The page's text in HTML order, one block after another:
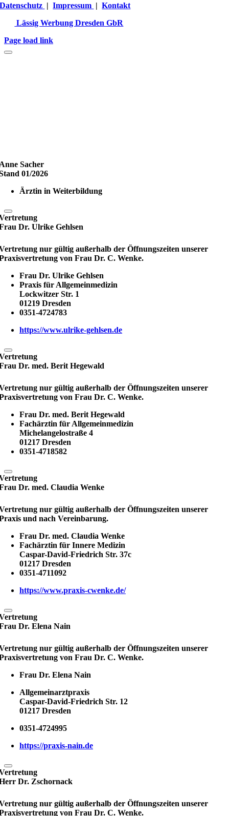
Datenschutz |Impressum |Kontakt
Lässig Werbung Dresden GbR
Page load link
Sacher
01/2026
Ärztin in Weiterbildung
Dr. Ulrike Gehlsen
nur gültig außerhalb der Öffnungszeiten unserer
von Frau Dr. C. Wenke.
Frau Dr. Ulrike Gehlsen
Praxis für Allgemeinmedizin
Lockwitzer Str. 1
01219 Dresden
0351-4724783
https://www.ulrike-gehlsen.de
Dr. med. Berit Hegewald
nur gültig außerhalb der Öffnungszeiten unserer
von Frau Dr. C. Wenke.
Frau Dr. med. Berit Hegewald
Fachärztin für Allgemeinmedizin
Michelangelostraße 4
01217 Dresden
0351-4718582
Dr. med. Claudia Wenke
nur gültig außerhalb der Öffnungszeiten unserer
und nach Vereinbarung.
Frau Dr. med. Claudia Wenke
Fachärztin für Innere Medizin
Caspar-David-Friedrich Str. 37c
01217 Dresden
0351-4711092
https://www.praxis-cwenke.de/
Dr. Elena Nain
nur gültig außerhalb der Öffnungszeiten unserer
von Frau Dr. C. Wenke.
Frau Dr. Elena Nain
Allgemeinarztpraxis
Caspar-David-Friedrich Str. 12
01217 Dresden
0351-4724995
https://praxis-nain.de
Dr. Zschornack
nur gültig außerhalb der Öffnungszeiten unserer
von Frau Dr. C. Wenke.